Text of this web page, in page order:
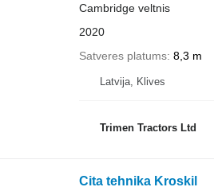
Cambridge veltnis
2020
Satveres platums 8,3 m
Latvija, Klives
Trimen Tractors Ltd
Cita tehnika Kroskil